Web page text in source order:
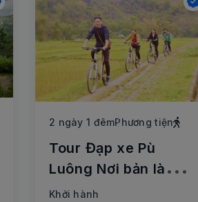
2 ngày 1 đêmPhương tiện
Tour Đạp xe Pù
Luông Nơi bản làng
thơm mùi lúa chín
Khởi hành